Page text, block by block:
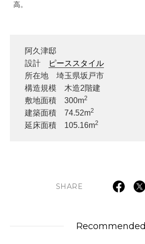
高。
阿久津邸
設計
ピーススタイル
所在地 埼玉県坂戸市
構造規模 木造2階建
敷地面積 300m2
建築面積 74.52m2
延床面積 105.16m2
SHARE
Recommended